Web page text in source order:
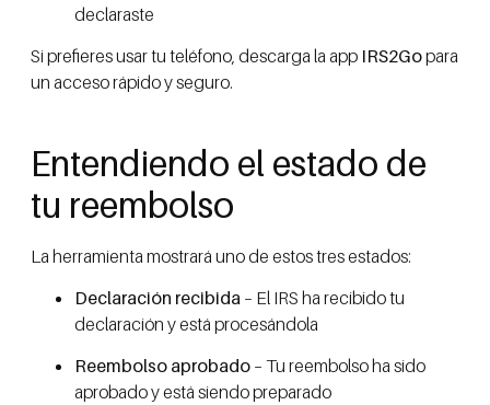
declaraste
Si prefieres usar tu teléfono, descarga la app IRS2Gopara
un acceso rápido y seguro.
Entendiendo el estado de
tu reembolso
La herramienta mostrará uno de estos tres estados:
Declaración recibida – El IRS ha recibido tu
declaración y está procesándola
Reembolso aprobado – Tu reembolso ha sido
aprobado y está siendo preparado